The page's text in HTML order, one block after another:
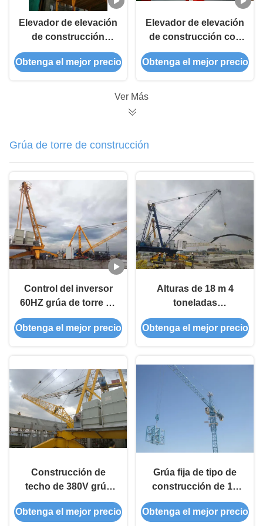
Elevador de elevación
de construcción
totalmente
automatizado, 75kw
Obtenga el mejor precio
Elevador de elevación
de construcción con
motor de bisela,
2x13kw Elevador de
Obtenga el mejor precio
Ver Más
Grúa de torre de construcción
Control del inversor
60HZ grúa de torre de
construcción de 3
toneladas para
Obtenga el mejor precio
Alturas de 18 m 4
toneladas
Construcción de
edificios Mecanismo
Obtenga el mejor precio
Construcción de
techo de 380V grúa
torre Certificación CE
para el desmontaje de
Obtenga el mejor precio
Grúa fija de tipo de
construcción de 10
toneladas, 45 m/min.
Obtenga el mejor precio